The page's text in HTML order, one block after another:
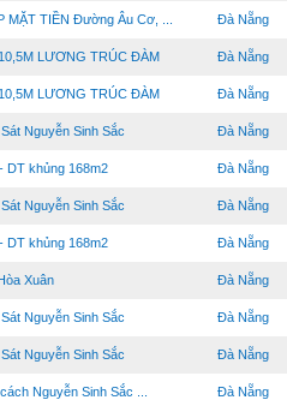
TIỀN Đường Âu Cơ, ... Đà Nẵng
LƯƠNG TRÚC ĐÀM Đà Nẵng
LƯƠNG TRÚC ĐÀM Đà Nẵng
Nguyễn Sinh Sắc Đà Nẵng
DT khủng 168m2 Đà Nẵng
Nguyễn Sinh Sắc Đà Nẵng
DT khủng 168m2 Đà Nẵng
Xuân Đà Nẵng
Nguyễn Sinh Sắc Đà Nẵng
Nguyễn Sinh Sắc Đà Nẵng
Nguyễn Sinh Sắc ... Đà Nẵng